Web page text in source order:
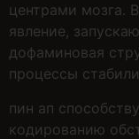
центрами мозга.
явление,
дофаминовая
процессы
пин ап
кодированию